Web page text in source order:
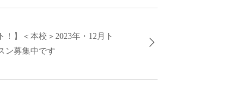
！】＜本校＞2023年・12月ト
ン募集中です